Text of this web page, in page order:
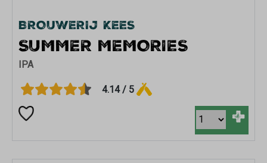
BROUWERIJ KEES
SUMMER MEMORIES
IPA
4.14 / 5
+